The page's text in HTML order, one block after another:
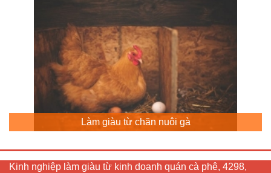
Làm giàu từ chăn nuôi gà
Kinh nghiệp làm giàu từ kinh doanh quán cà phê, 4298,